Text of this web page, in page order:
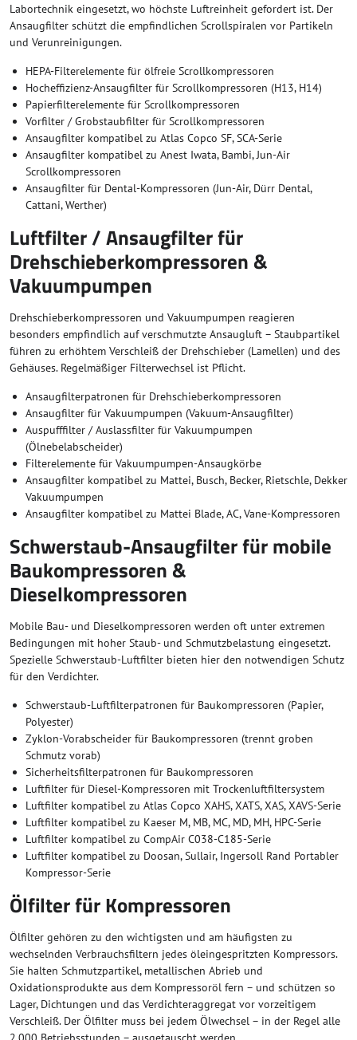
Labortechnik eingesetzt, wo höchste Luftreinheit gefordert ist. Der
Ansaugfilter schützt die empfindlichen Scrollspiralen vor Partikeln
und Verunreinigungen.
HEPA-Filterelemente für ölfreie Scrollkompressoren
Hocheffizienz-Ansaugfilter für Scrollkompressoren (H13, H14)
Papierfilterelemente für Scrollkompressoren
Vorfilter / Grobstaubfilter für Scrollkompressoren
Ansaugfilter kompatibel zu Atlas Copco SF, SCA-Serie
Ansaugfilter kompatibel zu Anest Iwata, Bambi, Jun-Air
Scrollkompressoren
Ansaugfilter für Dental-Kompressoren (Jun-Air, Dürr Dental,
Cattani, Werther)
Luftfilter / Ansaugfilter für
Drehschieberkompressoren &
Vakuumpumpen
Drehschieberkompressoren und Vakuumpumpen reagieren
besonders empfindlich auf verschmutzte Ansaugluft – Staubpartikel
führen zu erhöhtem Verschleiß der Drehschieber (Lamellen) und des
Gehäuses. Regelmäßiger Filterwechsel ist Pflicht.
Ansaugfilterpatronen für Drehschieberkompressoren
Ansaugfilter für Vakuumpumpen (Vakuum-Ansaugfilter)
Auspufffilter / Auslassfilter für Vakuumpumpen
(Ölnebelabscheider)
Filterelemente für Vakuumpumpen-Ansaugkörbe
Ansaugfilter kompatibel zu Mattei, Busch, Becker, Rietschle, Dekker
Vakuumpumpen
Ansaugfilter kompatibel zu Mattei Blade, AC, Vane-Kompressoren
Schwerstaub-Ansaugfilter für mobile
Baukompressoren &
Dieselkompressoren
Mobile Bau- und Dieselkompressoren werden oft unter extremen
Bedingungen mit hoher Staub- und Schmutzbelastung eingesetzt.
Spezielle Schwerstaub-Luftfilter bieten hier den notwendigen Schutz
für den Verdichter.
Schwerstaub-Luftfilterpatronen für Baukompressoren (Papier,
Polyester)
Zyklon-Vorabscheider für Baukompressoren (trennt groben
Schmutz vorab)
Sicherheitsfilterpatronen für Baukompressoren
Luftfilter für Diesel-Kompressoren mit Trockenluftfiltersystem
Luftfilter kompatibel zu Atlas Copco XAHS, XATS, XAS, XAVS-Serie
Luftfilter kompatibel zu Kaeser M, MB, MC, MD, MH, HPC-Serie
Luftfilter kompatibel zu CompAir C038-C185-Serie
Luftfilter kompatibel zu Doosan, Sullair, Ingersoll Rand Portabler
Kompressor-Serie
Ölfilter für Kompressoren
Ölfilter gehören zu den wichtigsten und am häufigsten zu
wechselnden Verbrauchsfiltern jedes öleingespritzten Kompressors.
Sie halten Schmutzpartikel, metallischen Abrieb und
Oxidationsprodukte aus dem Kompressoröl fern – und schützen so
Lager, Dichtungen und das Verdichteraggregat vor vorzeitigem
Verschleiß. Der Ölfilter muss bei jedem Ölwechsel – in der Regel alle